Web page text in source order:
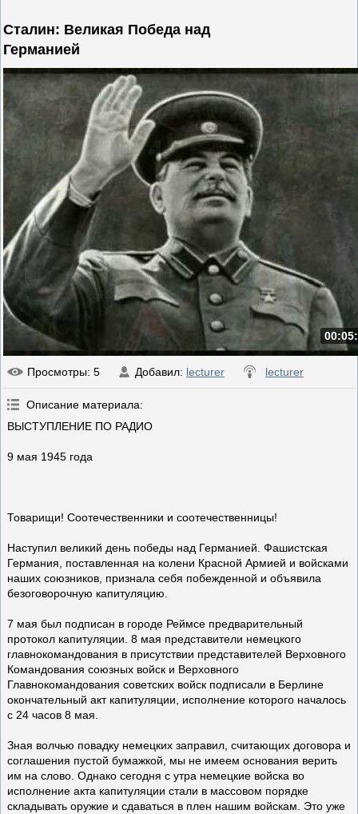
Сталин: Великая Победа над
Германией
Просмотры: 5 Добавил: lecturer lecturer
Описание материала:
ВЫСТУПЛЕНИЕ ПО РАДИО
9 мая 1945 года
Товарищи! Соотечественники и соотечественницы!
Наступил великий день победы над Германией. Фашистская
Германия, поставленная на колени Красной Армией и войсками
наших союзников, признала себя побежденной и объявила
безоговорочную капитуляцию.
7 мая был подписан в городе Реймсе предварительный
протокол капитуляции. 8 мая представители немецкого
главнокомандования в присутствии представителей Верховного
Командования союзных войск и Верховного
Главнокомандования советских войск подписали в Берлине
окончательный акт капитуляции, исполнение которого началось
с 24 часов 8 мая.
Зная волчью повадку немецких заправил, считающих договора и
соглашения пустой бумажкой, мы не имеем основания верить
им на слово. Однако сегодня с утра немецкие войска во
исполнение акта капитуляции стали в массовом порядке
складывать оружие и сдаваться в плен нашим войскам. Это уже